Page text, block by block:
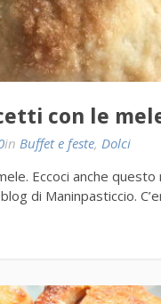
con le
in Buffet e feste, Dolci
Eccoci anche
di Maninpasticcio.